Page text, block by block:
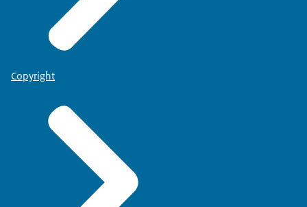
Copyright